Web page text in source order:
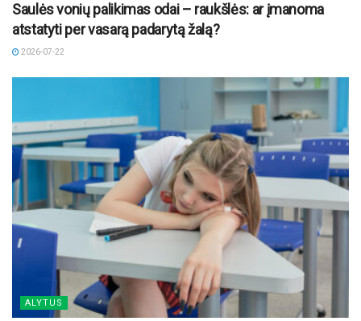
Saulės vonių palikimas odai – raukšlės: ar įmanoma
atstatyti per vasarą padarytą žalą?
2026-07-22
ALYTUS